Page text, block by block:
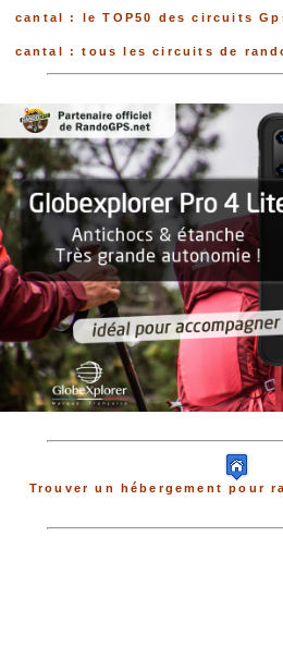
cantal : le TOP50 des circuits
cantal : tous les circuits de
Trouver un hébergement pour